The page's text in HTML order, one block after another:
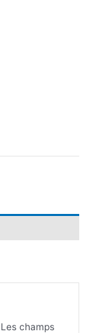
Les champs